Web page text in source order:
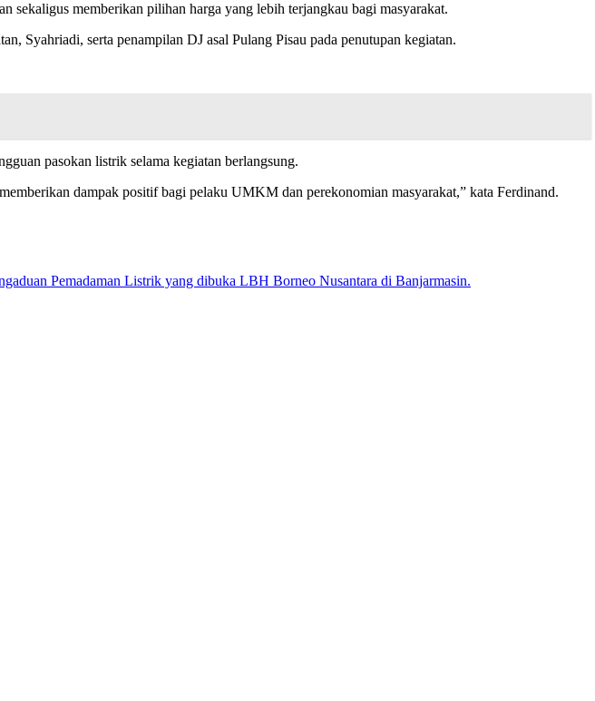
sekaligus memberikan pilihan harga yang lebih terjangkau bagi masyarakat.
Syahriadi, serta penampilan DJ asal Pulang Pisau pada penutupan kegiatan.
pasokan listrik selama kegiatan berlangsung.
dampak positif bagi pelaku UMKM dan perekonomian masyarakat,” kata Ferdinand.